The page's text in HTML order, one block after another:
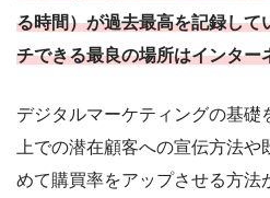
る時間）が過去最高を記録して
チできる最良の場所はインター
デジタルマーケティングの基礎
上での潜在顧客への宣伝方法
めて購買率をアップさせる方法